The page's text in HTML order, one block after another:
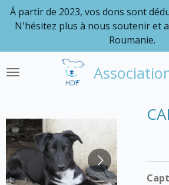
Passer
principal
Á partir de 2023, vos dons sont
N'hésitez plus à nous soutenir et
Roumanie.